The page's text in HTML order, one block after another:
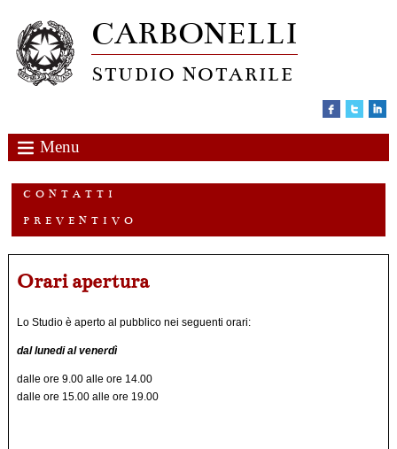
CARBONELLI
STUDIO NOTARILE
Menu
C O N T A T T I
P R E V E N T I V O
Orari apertura
Lo Studio è aperto al pubblico nei seguenti orari:
dal lunedi al venerdì
dalle ore 9.00 alle ore 14.00
dalle ore 15.00 alle ore 19.00